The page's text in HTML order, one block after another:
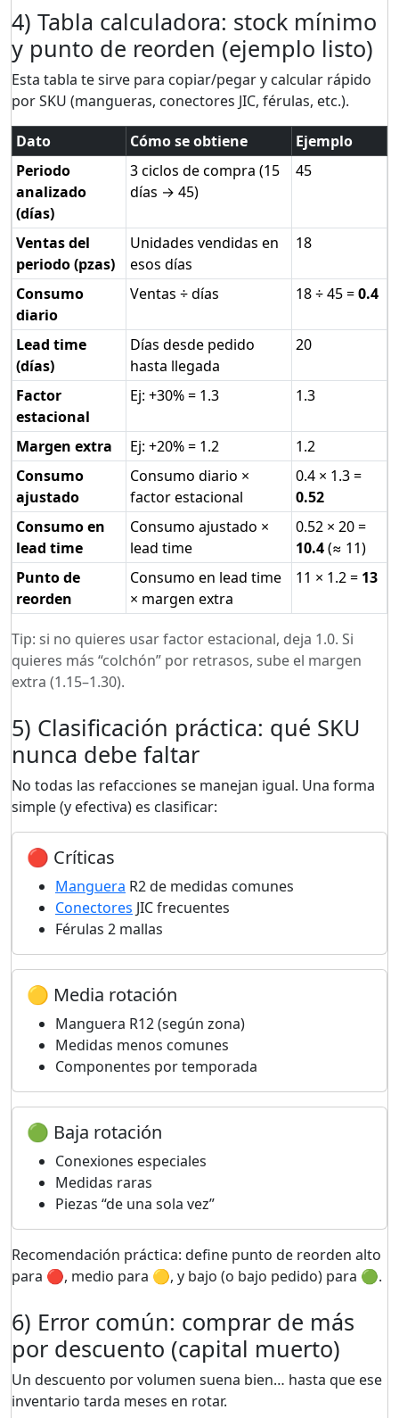
4) Tabla calculadora: stock mínimo
y punto de reorden (ejemplo listo)
Esta tabla te sirve para copiar/pegar y calcular rápido
por SKU (mangueras, conectores JIC, férulas, etc.).
Dato Cómo se obtiene
Ejemplo
Periodo
analizado
(días)
3 ciclos de compra (15
días → 45)
45
Ventas del
periodo (pzas)
Unidades vendidas en
esos días
18
Consumo
diario
Ventas ÷ días 18 ÷ 45 =0.4
Lead time
(días)
Días desde pedido
hasta llegada
20
Factor
estacional
Ej: +30% = 1.3 1.3
Margen extra Ej: +20% = 1.2
1.2
Consumo
ajustado
Consumo diario ×
factor estacional
0.4 × 1.3 =
0.52
Consumo en
lead time
Consumo ajustado ×
lead time
0.52 × 20 =
10.4(≈ 11)
Punto de
reorden
Consumo en lead time
× margen extra
11 × 1.2 = 13
Tip: si no quieres usar factor estacional, deja 1.0. Si
quieres más “colchón” por retrasos, sube el margen
extra (1.15–1.30).
5) Clasificación práctica: qué SKU
nunca debe faltar
No todas las refacciones se manejan igual. Una forma
simple (y efectiva) es clasificar:
🔴 Críticas
Manguera R2 de medidas comunes
Conectores JIC frecuentes
Férulas 2 mallas
🟡 Media rotación
Manguera R12 (según zona)
Medidas menos comunes
Componentes por temporada
🟢 Baja rotación
Conexiones especiales
Medidas raras
Piezas “de una sola vez”
Recomendación práctica: define punto de reorden alto
para 🔴, medio para 🟡, y bajo (o bajo pedido) para 🟢.
6) Error común: comprar de más
por descuento (capital muerto)
Un descuento por volumen suena bien… hasta que ese
inventario tarda meses en rotar.